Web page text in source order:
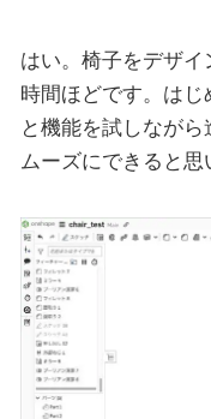
はい。椅子をデザ
時間ほどです。は
と機能を試しなが
ムーズにできると思